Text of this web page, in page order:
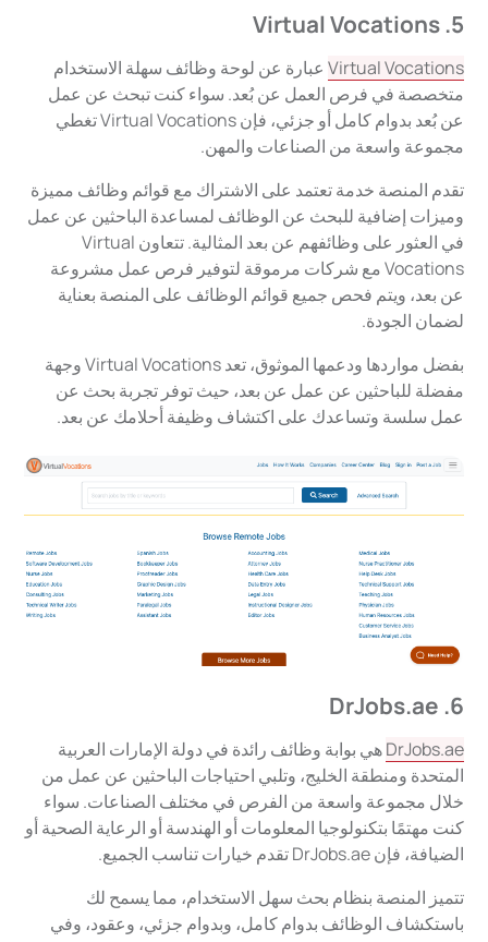
5. Virtual Vocations
Virtual Vocations عبارة عن لوحة وظائف سهلة الاستخدام
متخصصة في فرص العمل عن بُعد. سواء كنت تبحث عن عمل
عن بُعد بدوام كامل أو جزئي، فإن Virtual Vocations تغطي
مجموعة واسعة من الصناعات والمهن.
تقدم المنصة خدمة تعتمد على الاشتراك مع قوائم وظائف مميزة
وميزات إضافية للبحث عن الوظائف لمساعدة الباحثين عن عمل
في العثور على وظائفهم عن بعد المثالية. تتعاون Virtual
Vocations مع شركات مرموقة لتوفير فرص عمل مشروعة
عن بعد، ويتم فحص جميع قوائم الوظائف على المنصة بعناية
لضمان الجودة.
بفضل مواردها ودعمها الموثوق، تعد Virtual Vocations وجهة
مفضلة للباحثين عن عمل عن بعد، حيث توفر تجربة بحث عن
عمل سلسة وتساعدك على اكتشاف وظيفة أحلامك عن بعد.
6. DrJobs.ae
DrJobs.aeهي بوابة وظائف رائدة في دولة الإمارات العربية
المتحدة ومنطقة الخليج، وتلبي احتياجات الباحثين عن عمل من
خلال مجموعة واسعة من الفرص في مختلف الصناعات. سواء
كنت مهتمًا بتكنولوجيا المعلومات أو الهندسة أو الرعاية الصحية أو
الضيافة، فإن DrJobs.ae تقدم خيارات تناسب الجميع.
تتميز المنصة بنظام بحث سهل الاستخدام، مما يسمح لك
باستكشاف الوظائف بدوام كامل، وبدوام جزئي، وعقود، وفي